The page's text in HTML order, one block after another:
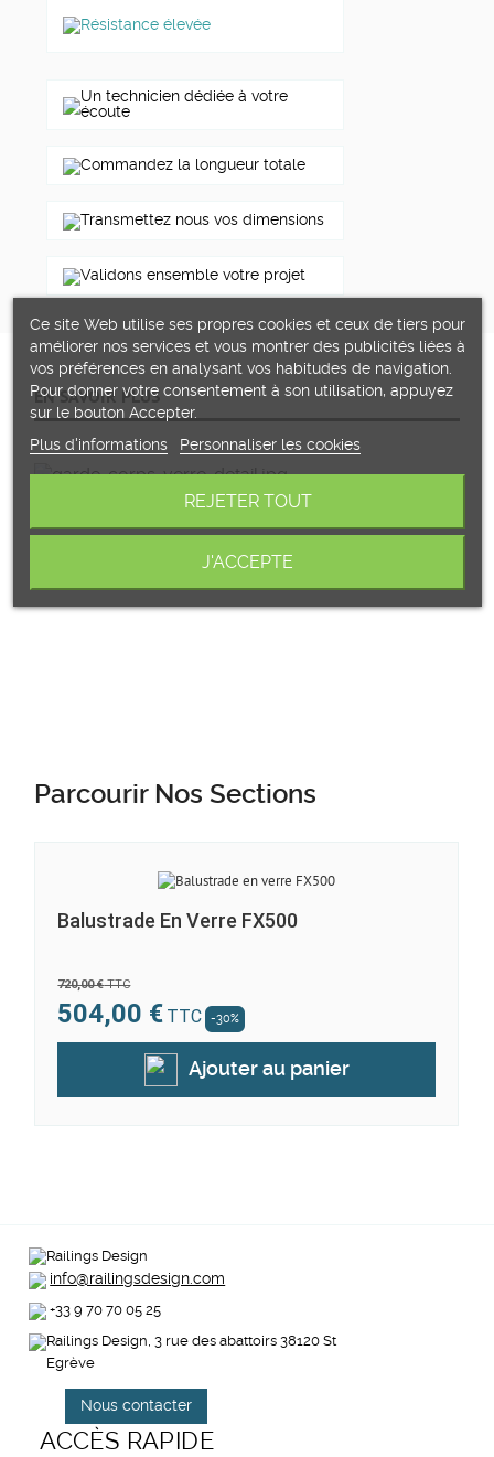
Résistance élevée
Un technicien dédiée à votre
écoute
Commandez la longueur totale
Transmettez nous vos dimensions
Validons ensemble votre projet
EN SAVOIR PLUS
Parcourir Nos Sections
Balustrade En Verre FX500
720,00 €TTC
504,00 € TTC -30%
Ajouter au panier
info@railingsdesign.com
+33 9 70 70 05 25
Railings Design, 3 rue des abattoirs 38120 St
Egrève
Nous contacter
ACCÈS RAPIDE
Ce site Web utilise ses propres cookies et ceux de tiers pour
améliorer nos services et vous montrer des publicités liées à
vos préférences en analysant vos habitudes de navigation.
Pour donner votre consentement à son utilisation, appuyez
sur le bouton Accepter.
Plus d'informations Personnaliser les cookies
REJETER TOUT
J'ACCEPTE